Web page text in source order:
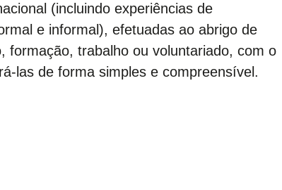
(incluindo experiências de
e informal), efetuadas ao abrigo de
formação, trabalho ou voluntariado, com o
las de forma simples e compreensível.